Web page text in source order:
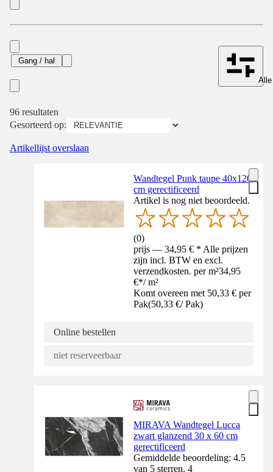
Gang / hal
96 resultaten
Gesorteerd op:
Artikellijst overslaan
Wandtegel Punk taupe 40x120
cm gerectificeerd
Artikel is nog niet beoordeeld.
(0)
prijs — 34,95 € * Alle prijzen
zijn incl. BTW en excl.
verzendkosten. per m²34,95
€*/ m²
Komt overeen met 50,33 € per
Pak(50,33 €/ Pak)
Online bestellen
niet reserveerbaar
MIRAVA Wandtegel Lucca
zwart glanzend 30 x 60 cm
gerectificeerd
Gemiddelde beoordeling: 4.5
van 5 sterren. 4